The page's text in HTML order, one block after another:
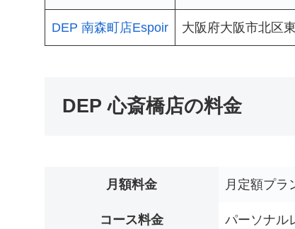
DEP 南森町店Espoir 大阪府大阪市北区
DEP 心斎橋店の料金
月額料金 月定額プラ
コース料金 パーソナル